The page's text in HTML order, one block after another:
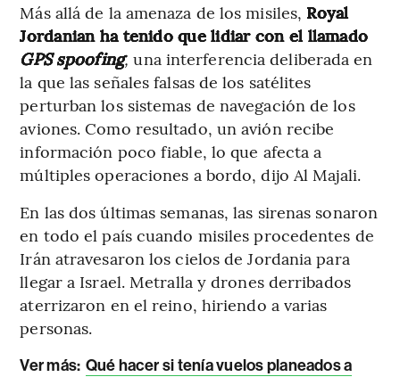
Más allá de la amenaza de los misiles, Royal
Jordanian ha tenido que lidiar con el llamado
GPS spoofing, una interferencia deliberada en
la que las señales falsas de los satélites
perturban los sistemas de navegación de los
aviones. Como resultado, un avión recibe
información poco fiable, lo que afecta a
múltiples operaciones a bordo, dijo Al Majali.
En las dos últimas semanas, las sirenas sonaron
en todo el país cuando misiles procedentes de
Irán atravesaron los cielos de Jordania para
llegar a Israel. Metralla y drones derribados
aterrizaron en el reino, hiriendo a varias
personas.
Ver más: Qué hacer si tenía vuelos planeados a